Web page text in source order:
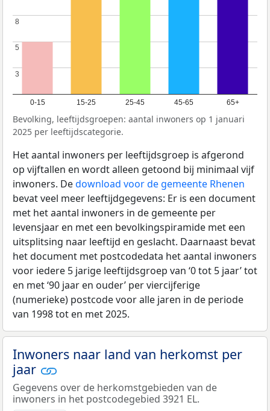
0-15 15-25 25-45 45-65 65+
3
3
5
5
8
8
Bevolking, leeftijdsgroepen: aantal inwoners op 1 januari
2025 per leeftijdscategorie.
Het aantal inwoners per leeftijdsgroep is afgerond
op vijftallen en wordt alleen getoond bij minimaal vijf
inwoners. Dedownload voor de gemeente Rhenen
bevat veel meer leeftijdgegevens: Er is een document
met het aantal inwoners in de gemeente per
levensjaar en met een bevolkingspiramide met een
uitsplitsing naar leeftijd en geslacht. Daarnaast bevat
het document met postcodedata het aantal inwoners
voor iedere 5 jarige leeftijdsgroep van ‘0 tot 5 jaar’ tot
en met ‘90 jaar en ouder’ per viercijferige
(numerieke) postcode voor alle jaren in de periode
van 1998 tot en met 2025.
Inwoners naar land van herkomst per
jaar
Gegevens over de herkomstgebieden van de
inwoners in het postcodegebied 3921 EL.